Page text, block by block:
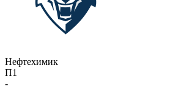
Нефтехимик
П1
-